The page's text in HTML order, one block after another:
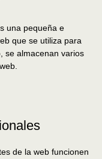
una pequeña e
que se utiliza para
se almacenan varios
de la web funcionen